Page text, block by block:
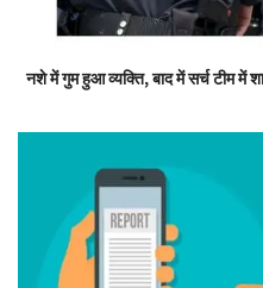
नशे में गुम हुआ व्यक्ति, बाद में सर्च टीम में